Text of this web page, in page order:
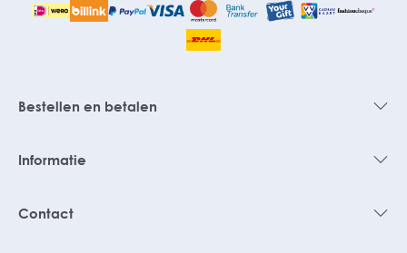
Bestellen en betalen
Informatie
Contact